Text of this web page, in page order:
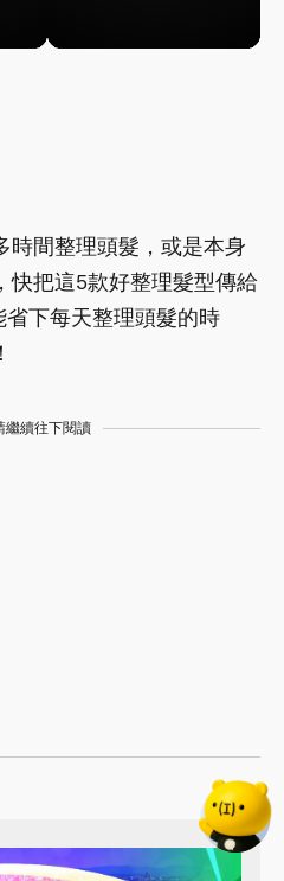
時間整理頭髮，或是本身
快把這5款好整理髮型傳給
下每天整理頭髮的時
繼續往下閱讀